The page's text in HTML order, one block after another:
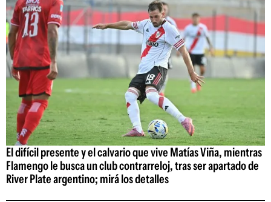
El difícil presente y el calvario que vive Matías Viña, mientras
Flamengo le busca un club contrarreloj, tras ser apartado de
River Plate argentino; mirá los detalles